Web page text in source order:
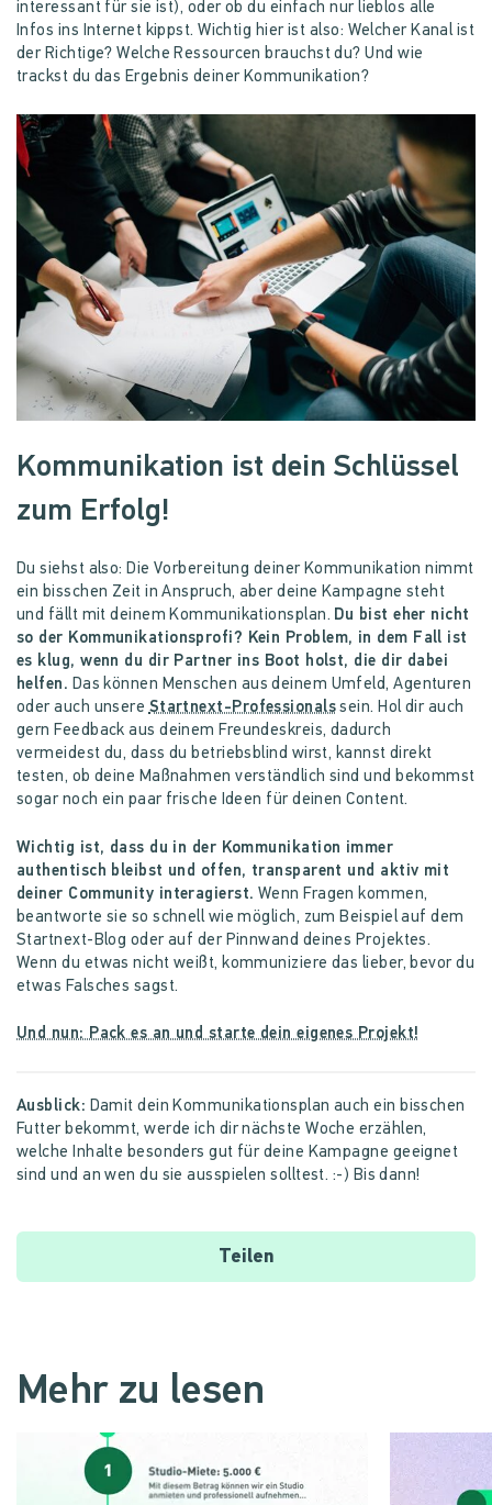
interessant für sie ist), oder ob du einfach nur lieblos alle
Infos ins Internet kippst. Wichtig hier ist also: Welcher Kanal ist
der Richtige? Welche Ressourcen brauchst du? Und wie
trackst du das Ergebnis deiner Kommunikation?
Kommunikation ist dein Schlüssel
zum Erfolg!
Du siehst also: Die Vorbereitung deiner Kommunikation nimmt
ein bisschen Zeit in Anspruch, aber deine Kampagne steht
und fällt mit deinem Kommunikationsplan. Du bist eher nicht
so der Kommunikationsprofi? Kein Problem, in dem Fall ist
es klug, wenn du dir Partner ins Boot holst, die dir dabei
helfen. Das können Menschen aus deinem Umfeld, Agenturen
oder auch unsereStartnext-Professionals sein. Hol dir auch
gern Feedback aus deinem Freundeskreis, dadurch
vermeidest du, dass du betriebsblind wirst, kannst direkt
testen, ob deine Maßnahmen verständlich sind und bekommst
sogar noch ein paar frische Ideen für deinen Content.
Wichtig ist, dass du in der Kommunikation immer
authentisch bleibst und offen, transparent und aktiv mit
deiner Community interagierst. Wenn Fragen kommen,
beantworte sie so schnell wie möglich, zum Beispiel auf dem
Startnext-Blog oder auf der Pinnwand deines Projektes.
Wenn du etwas nicht weißt, kommuniziere das lieber, bevor du
etwas Falsches sagst.
Und nun: Pack es an und starte dein eigenes Projekt!
Ausblick: Damit dein Kommunikationsplan auch ein bisschen
Futter bekommt, werde ich dir nächste Woche erzählen,
welche Inhalte besonders gut für deine Kampagne geeignet
sind und an wen du sie ausspielen solltest. :-) Bis dann!
Teilen
Mehr zu lesen